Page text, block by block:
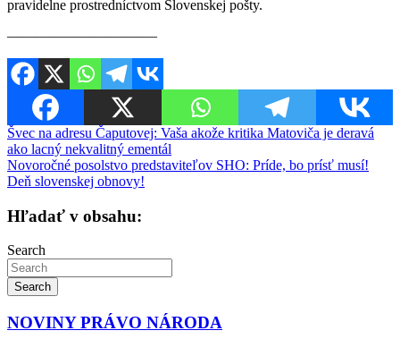
pravidelne prostredníctvom Slovenskej pošty.
————————–——
Navigácia
v
článku
Švec na adresu Čaputovej: Vaša akože kritika Matoviča je deravá
ako lacný nekvalitný ementál
Novoročné posolstvo predstaviteľov SHO: Príde, bo prísť musí!
Deň slovenskej obnovy!
Hľadať v obsahu:
Search
Search
NOVINY PRÁVO NÁRODA